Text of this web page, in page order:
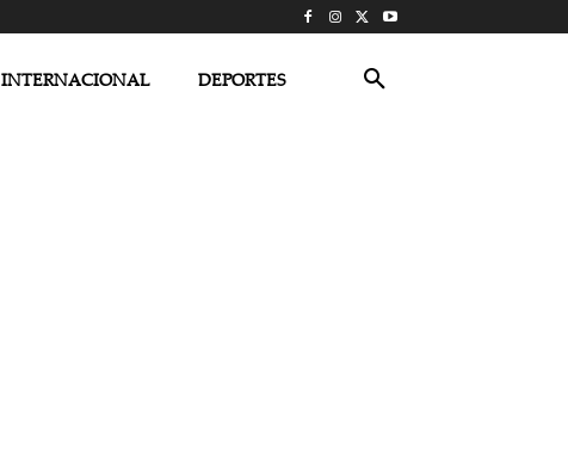
INTERNACIONAL DEPORTES